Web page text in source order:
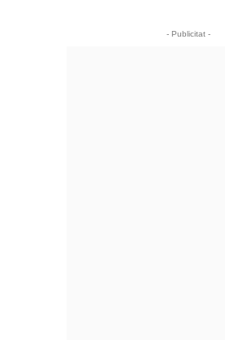
- Publicitat -